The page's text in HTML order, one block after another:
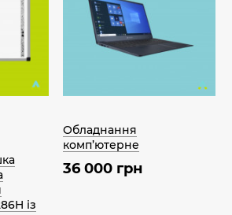
із
Обладнання
комп’ютерне
36 000 грн